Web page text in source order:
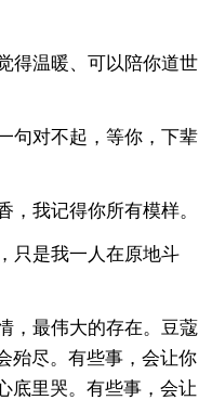
得温暖、可以陪你道世
句对不起，等你，下辈
，我记得你所有模样。
只是我一人在原地斗
，最伟大的存在。豆蔻
殆尽。有些事，会让你
底里哭。有些事，会让